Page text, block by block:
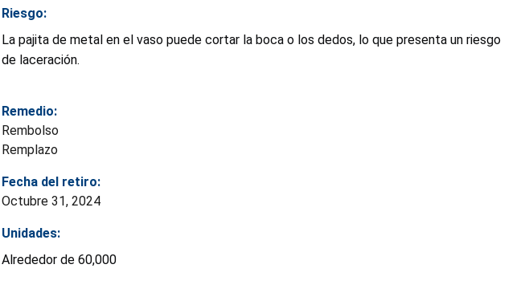
Riesgo:
La pajita de metal en el vaso puede cortar la boca o los dedos, lo que presenta un riesgo
de laceración.
Remedio:
Rembolso
Remplazo
Fecha del retiro:
Octubre 31, 2024
Unidades:
Alrededor de 60,000